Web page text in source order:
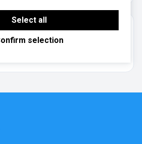
are cookies set by third-party
features such as Google
Select all
selection